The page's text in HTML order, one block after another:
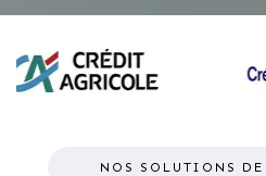
NOS SOLUTIONS